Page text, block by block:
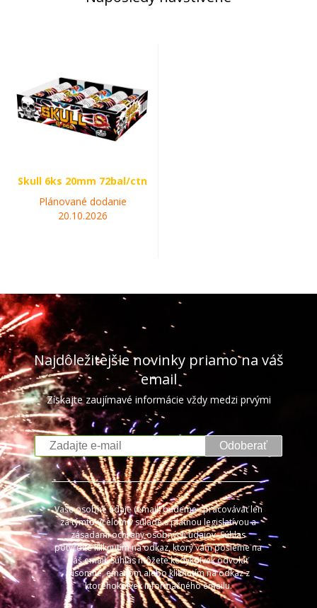
Skull 6ks 20mm 72bal/ctn
Plánované dodanie
20.10.2026
Najdôležitejšie novinky priamo na váš
email
Získajte zaujímavé informácie vždy medzi prvými
Odoberať
Vaše osobné údaje (email) budeme spracovávať len
za týmto účelom v súlade s platnou legislatívou a
zásadami ochrany osobných údajov. Súhlas
potvrdíte kliknutím na odkaz, ktorý vám pošleme na
váš email. Súhlas môžete kedykoľvek odvolať
písomne, emailom alebo kliknutím na odkaz z
ktoréhokoľvek informačného emailu.